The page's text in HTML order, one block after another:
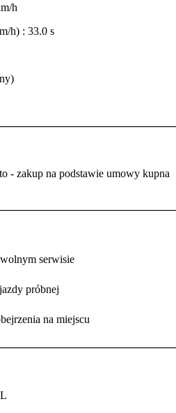
h
h) : 33.0 s
- zakup na podstawie umowy kupna
serwisie
próbnej
na miejscu